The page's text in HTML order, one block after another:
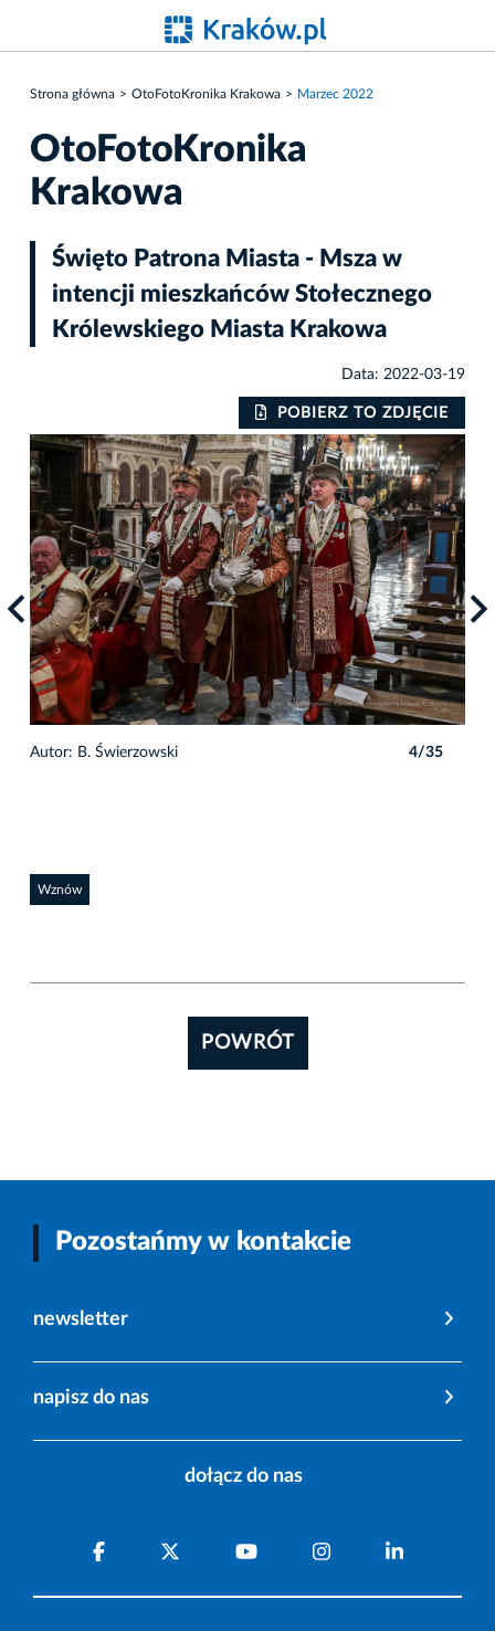
Strona główna OtoFotoKronika Krakowa Marzec 2022
OtoFotoKronika
Krakowa
Święto Patrona Miasta - Msza w
intencji mieszkańców Stołecznego
Królewskiego Miasta Krakowa
Data: 2022-03-19
POBIERZ TO ZDJĘCIE
Autor: B. Świerzowski 4/35
Wznów
POWRÓT
Pozostańmy w kontakcie
newsletter
napisz do nas
dołącz do nas